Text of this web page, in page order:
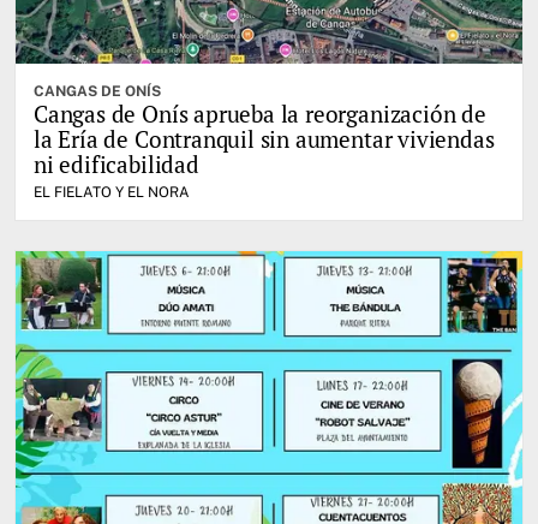
CANGAS DE ONÍS
Cangas de Onís aprueba la reorganización de
la Ería de Contranquil sin aumentar viviendas
ni edificabilidad
EL FIELATO Y EL NORA